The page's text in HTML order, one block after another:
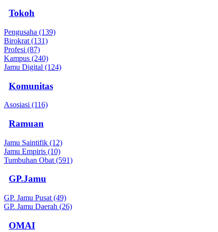
Tokoh
Pengusaha (139)
Birokrat (131)
Profesi (87)
Kampus (240)
Jamu Digital (124)
Komunitas
Asosiasi (116)
Ramuan
Jamu Saintifik (12)
Jamu Empiris (10)
Tumbuhan Obat (591)
GP.Jamu
GP. Jamu Pusat (49)
GP. Jamu Daerah (26)
OMAI